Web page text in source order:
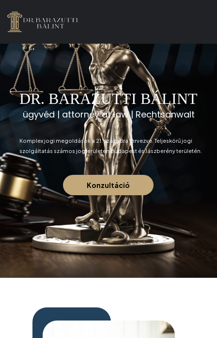
ügyvéd | attorney at law | Rechtsanwalt
Komplex jogi megoldások a 21. századra tervezve. Teljeskörű jogi
szolgáltatás számos jogterületen Budapest és Jászberény területén.
Konzultáció
DR. BARAZUTTI BÁLINT